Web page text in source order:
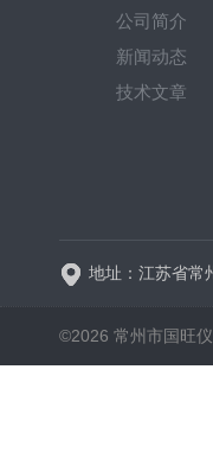
公司简介
新闻动态
技术文章
地址：江苏省常
©2026 常州市国旺